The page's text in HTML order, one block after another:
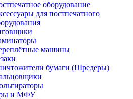
оборудование
для постпечатного
машины
бумаги (Шредеры)
и МФУ